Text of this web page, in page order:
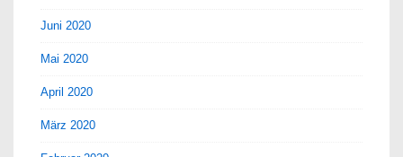
Juni 2020
Mai 2020
April 2020
März 2020